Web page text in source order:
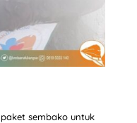
sembako untuk